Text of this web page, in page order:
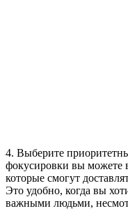
4. Выберите
фокусировки вы можете
которые смогут
Это удобно, когда вы
важными людьми,